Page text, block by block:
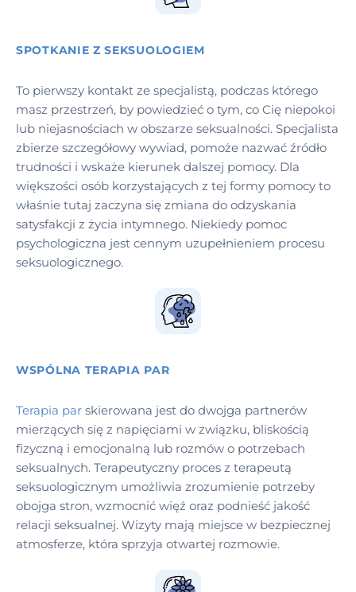
SPOTKANIE Z SEKSUOLOGIEM
To pierwszy kontakt ze specjalistą, podczas którego
masz przestrzeń, by powiedzieć o tym, co Cię niepokoi
lub niejasnościach w obszarze seksualności. Specjalista
zbierze szczegółowy wywiad, pomoże nazwać źródło
trudności i wskaże kierunek dalszej pomocy. Dla
większości osób korzystających z tej formy pomocy to
właśnie tutaj zaczyna się zmiana do odzyskania
satysfakcji z życia intymnego. Niekiedy pomoc
psychologiczna jest cennym uzupełnieniem procesu
seksuologicznego.
WSPÓLNA TERAPIA PAR
Terapia par skierowana jest do dwojga partnerów
mierzących się z napięciami w związku, bliskością
fizyczną i emocjonalną lub rozmów o potrzebach
seksualnych. Terapeutyczny proces z terapeutą
seksuologicznym umożliwia zrozumienie potrzeby
obojga stron, wzmocnić więź oraz podnieść jakość
relacji seksualnej. Wizyty mają miejsce w bezpiecznej
atmosferze, która sprzyja otwartej rozmowie.